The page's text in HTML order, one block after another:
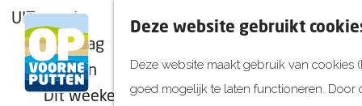
Deze website gebruikt
Deze website maakt gebruik van cookies
goed mogelijk te laten functioneren. Door
UITagenda
Vandaag
Morgen
Dit weekend